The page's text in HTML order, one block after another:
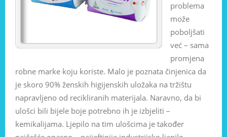
problema
može
poboljšati
već – sama
promjena
robne marke koju koriste. Malo je poznata činjenica da
je skoro 90% ženskih higijenskih uložaka na tržištu
napravljeno od recikliranih materijala. Naravno, da bi
ulošci bili bijele boje potrebno ih je izbjeliti –
kemikalijama. Ljepilo na tim ulošcima je također